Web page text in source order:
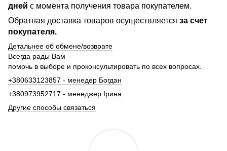
дней с момента получения товара покупателем.
Обратная доставка товаров осуществляется за счет
покупателя.
Детальнее об обмене/возврате
Всегда рады Вам
помочь в выборе и проконсультировать по всех вопросах.
+380633123857 - менедер Богдан
+380973952717 - менеджер Ірина
Другие способы связаться